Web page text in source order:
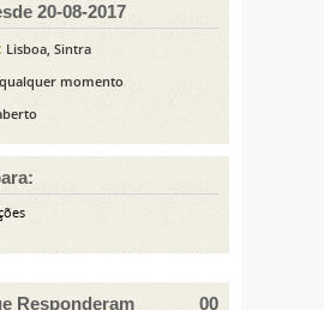
20-08-2017
Lisboa, Sintra
momento
Responderam 00